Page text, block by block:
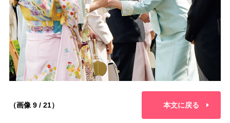
（画像 9 / 21） 本文に戻る